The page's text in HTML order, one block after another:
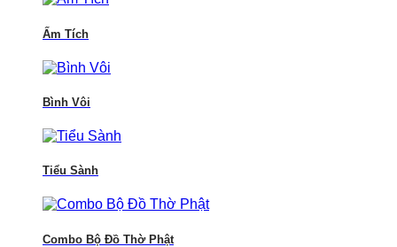
Ấm Tích
Bình Vôi
Tiểu Sành
Combo Bộ Đồ Thờ Phật